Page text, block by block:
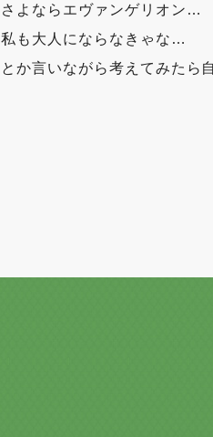
さよならエヴァンゲリオン…
私も大人にならなきゃな…
とか言いながら考えてみたら